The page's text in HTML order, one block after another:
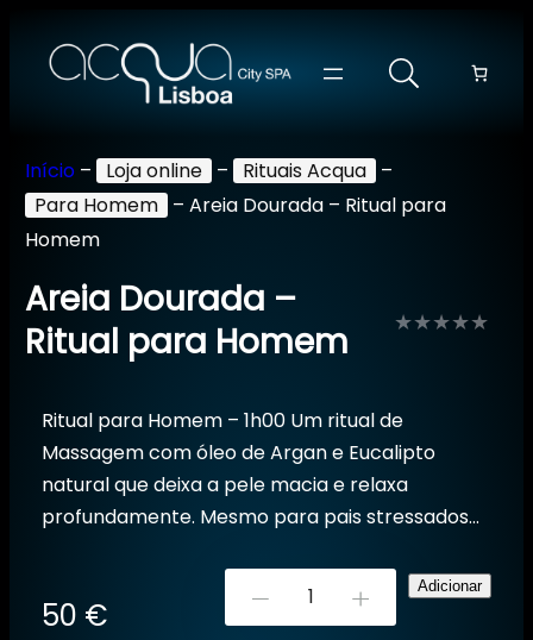
Início – Loja online – Rituais Acqua –
Para Homem –Areia Dourada – Ritual para
Homem
Areia Dourada –
Ritual para Homem
de
5
Ritual para Homem – 1h00 Um ritual de
Massagem com óleo de Argan e Eucalipto
natural que deixa a pele macia e relaxa
profundamente. Mesmo para pais stressados…
50 €
Quantidade
Adicionar